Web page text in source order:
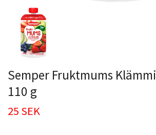
Semper Fruktmums
110 g
25 SEK